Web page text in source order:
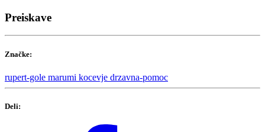
Preiskave
Značke:
rupert-gole marumi kocevje drzavna-pomoc
Deli: